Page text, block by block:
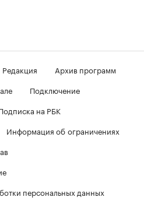
Редакция
Архив программ
Подключение
на РБК
Информация об ограничениях
персональных данных